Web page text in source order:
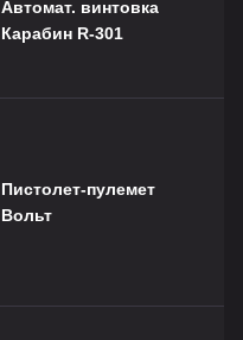
Автомат. винтовка
Карабин R-301
Пистолет-пулемет
Вольт